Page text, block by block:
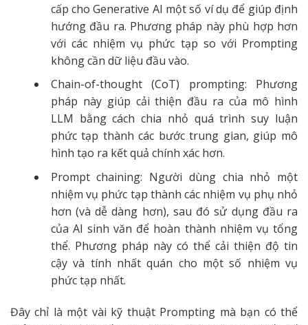
cấp cho Generative AI một số ví dụ để giúp định
hướng đầu ra. Phương pháp này phù hợp hơn
với các nhiệm vụ phức tạp so với Prompting
không cần dữ liệu đầu vào.
Chain-of-thought (CoT) prompting: Phương
pháp này giúp cải thiện đầu ra của mô hình
LLM bằng cách chia nhỏ quá trình suy luận
phức tạp thành các bước trung gian, giúp mô
hình tạo ra kết quả chính xác hơn.
Prompt chaining: Người dùng chia nhỏ một
nhiệm vụ phức tạp thành các nhiệm vụ phụ nhỏ
hơn (và dễ dàng hơn), sau đó sử dụng đầu ra
của AI sinh văn để hoàn thành nhiệm vụ tổng
thể. Phương pháp này có thể cải thiện độ tin
cậy và tính nhất quán cho một số nhiệm vụ
phức tạp nhất.
Đây chỉ là một vài kỹ thuật Prompting mà bạn có thể